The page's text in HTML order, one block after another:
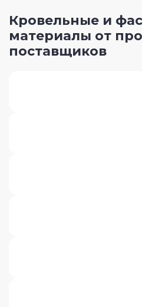
Кровельные и
материалы от
поставщиков